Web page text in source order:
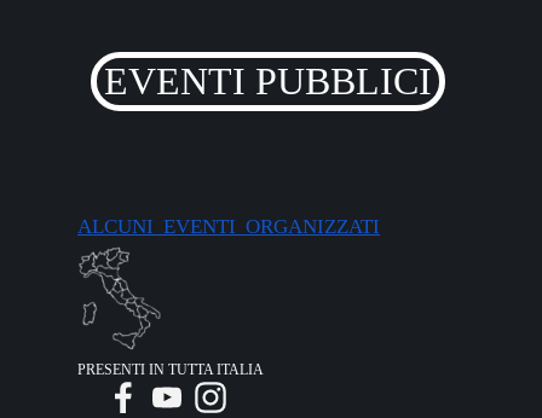
EVENTI PUBBLICI
ALCUNI EVENTI ORGANIZZATI
PRESENTI IN TUTTA ITALIA